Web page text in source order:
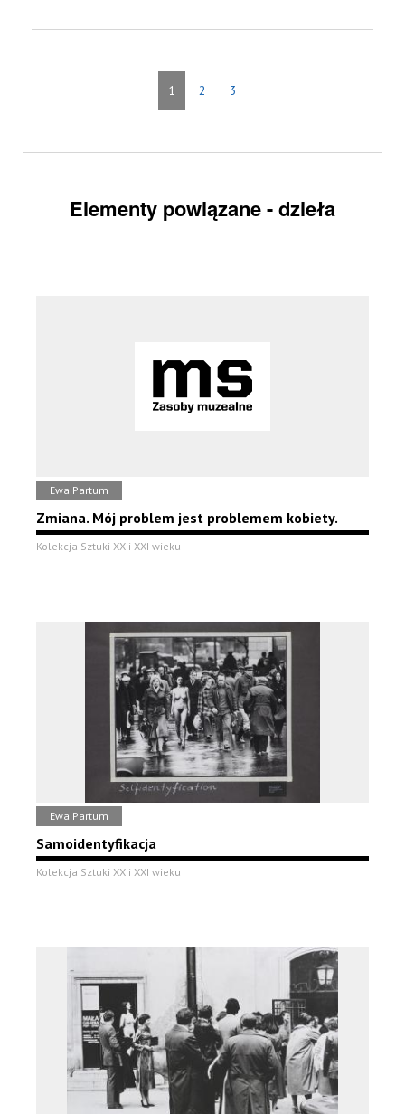
1 2 3
Elementy powiązane - dzieła
Ewa Partum
Zmiana. Mój problem jest problemem kobiety.
Kolekcja Sztuki XX i XXI wieku
Ewa Partum
Samoidentyfikacja
Kolekcja Sztuki XX i XXI wieku